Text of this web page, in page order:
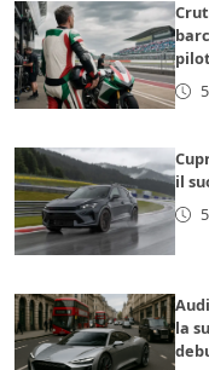
il
la